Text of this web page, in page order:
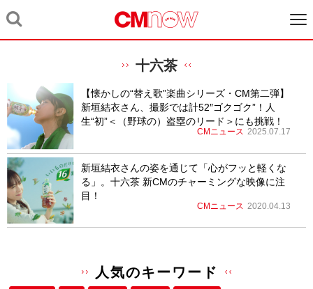
十六茶
【懐かしの“替え歌”楽曲シリーズ・CM第二弾】
新垣結衣さん、撮影では計52″ゴクゴク”！人
生“初”＜（野球の）盗塁のリード＞にも挑戦！
CMニュース 2025.07.17
新垣結衣さんの姿を通じて「心がフッと軽くな
る」。十六茶 新CMのチャーミングな映像に注
目！
CMニュース 2020.04.13
人気のキーワード